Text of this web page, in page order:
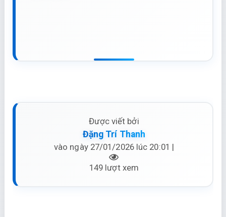
Được viết bởi
Đặng Trí Thanh
vào ngày 27/01/2026 lúc 20:01 |
149 lượt xem